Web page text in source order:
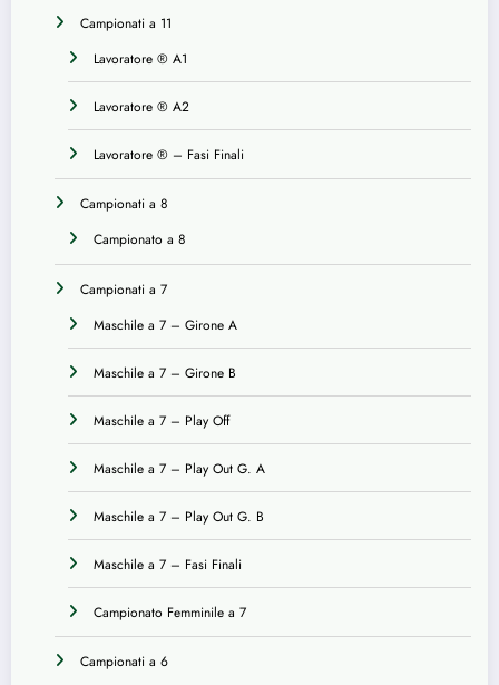
Campionati a 11
Lavoratore ® A1
Lavoratore ® A2
Lavoratore ® – Fasi Finali
Campionati a 8
Campionato a 8
Campionati a 7
Maschile a 7 – Girone A
Maschile a 7 – Girone B
Maschile a 7 – Play Off
Maschile a 7 – Play Out G. A
Maschile a 7 – Play Out G. B
Maschile a 7 – Fasi Finali
Campionato Femminile a 7
Campionati a 6